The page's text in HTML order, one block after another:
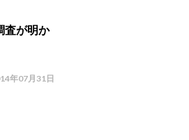
査が明か
年07月31日